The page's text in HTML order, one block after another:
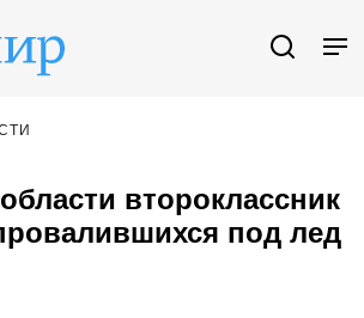
второклассник
под лед